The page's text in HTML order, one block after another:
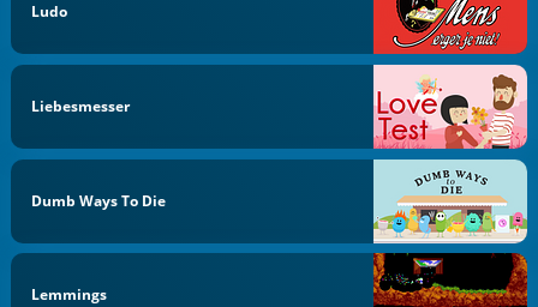
Ludo
Liebesmesser
Dumb Ways To Die
Lemmings